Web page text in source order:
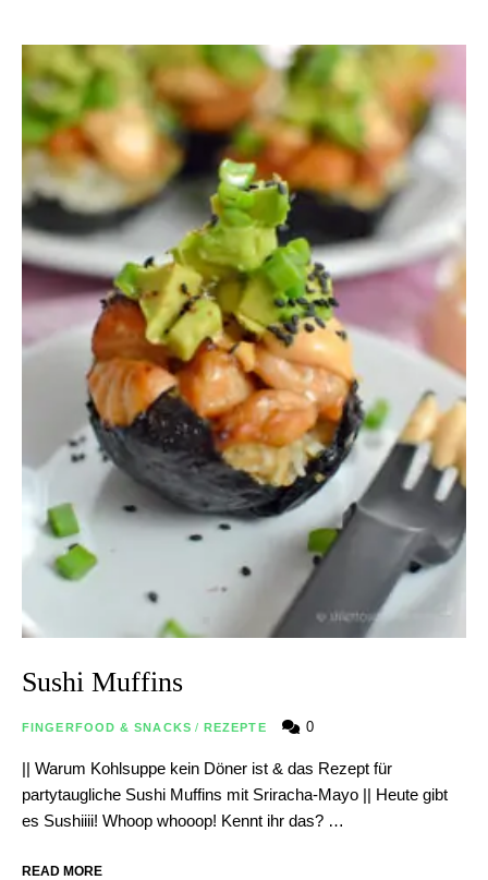
Sushi Muffins
FINGERFOOD & SNACKS / REZEPTE 0
|| Warum Kohlsuppe kein Döner ist & das Rezept für
partytaugliche Sushi Muffins mit Sriracha-Mayo || Heute gibt
es Sushiiii! Whoop whooop! Kennt ihr das? …
READ MORE